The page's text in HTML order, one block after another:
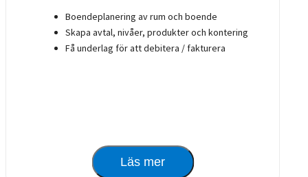
Boendeplanering av rum och boende
Skapa avtal, nivåer, produkter och kontering
Få underlag för att debitera / fakturera
Läs mer